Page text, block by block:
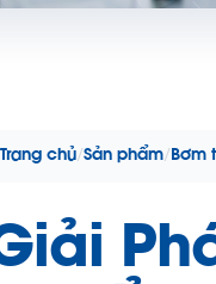
Trang chủ/Sản phẩm/Bơm